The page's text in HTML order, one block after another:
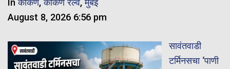
Inकोकण,कोकण रेल्वे,मुंबई
August 8, 2026 6:56 pm
सावंतवाडी
टर्मिनसचा ‘पाणी